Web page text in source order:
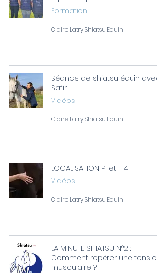
Formation
Claire Latry Shiatsu Equin
Séance de shiatsu équin avec
Safir
Vidéos
Claire Latry Shiatsu Equin
LOCALISATION P1 et F14
Vidéos
Claire Latry Shiatsu Equin
LA MINUTE SHIATSU N°2 :
Comment repérer une tension
musculaire ?